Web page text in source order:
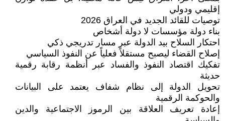
إقليمي ودولي
توصيات للقائد الجديد في العراق 2026
بناء دولة مؤسسات لا دولة أشخاص
احتكار السلاح بيد الدولة عبر مسار تدريجي ذكي
إصلاح القضاء ليصبح مستقلاً فعلياً عن النفوذ السياسي
تفكيك اقتصاد النفوذ والفساد عبر أنظمة رقابة رقمية
حديثة
تحويل الدولة إلى نظام شفاف يعتمد على البيانات
والحوكمة الرقمية
إعادة تعريف العلاقة بين الرموز الاجتماعية والدين